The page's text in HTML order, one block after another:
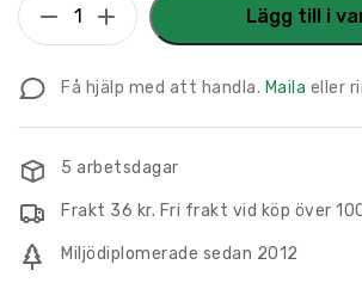
Parkeringsskylt
Gör
egen
parkeringsskylt
225
180
mm
Lägg till i
Få hjälp med att handla. Maila eller
5 arbetsdagar
Frakt 36 kr. Fri frakt vid köp över
Miljödiplomerade sedan 2012